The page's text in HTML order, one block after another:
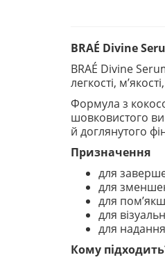
BRAÉ Divine
BRAÉ Divine
легкості,
Формула з
шовковистого
й доглянутого
Призначення
для
для
для
для
для надання
Кому